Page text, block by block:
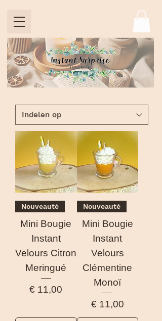
Nouveauté
Mini Bougie
Instant
Velours Citron
Meringué
Prijs
€ 11,00
Nouveauté
Mini Bougie
Instant
Velours
Clémentine
Monoï
Prijs
€ 11,00